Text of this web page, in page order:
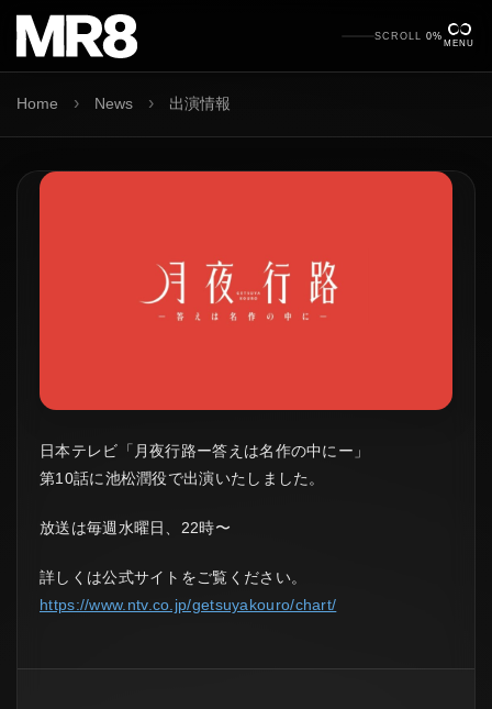
SCROLL 0%
MENU
Home › News › 出演情報
日本テレビ「月夜行路ー答えは名作の中にー」
第10話に池松潤役で出演いたしました。
放送は毎週水曜日、22時〜
詳しくは公式サイトをご覧ください。
https://www.ntv.co.jp/getsuyakouro/chart/